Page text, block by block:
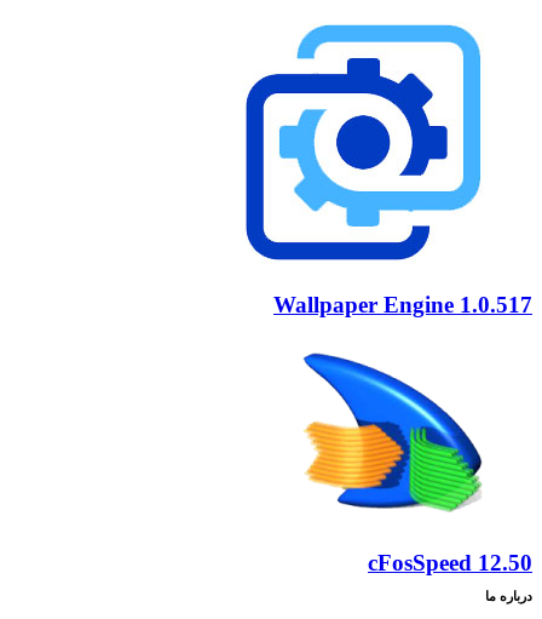
Wallpaper Engine 1.0.517
cFosSpeed 12.50
درباره ما